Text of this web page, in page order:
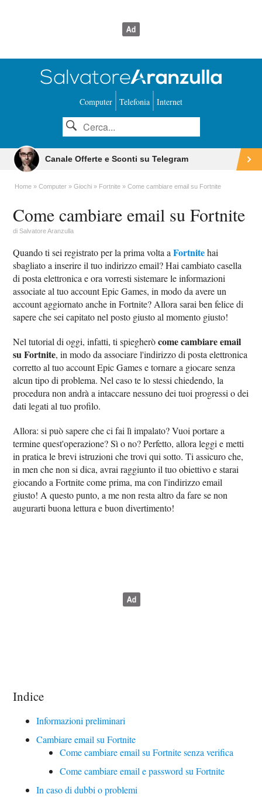
Computer Telefonia Internet
Canale Offerte e Sconti su Telegram
Home Computer Giochi Fortnite Come cambiare email su Fortnite
Come cambiare email su Fortnite
diSalvatore Aranzulla
Quando ti sei registrato per la prima volta aFortnitehai
sbagliato a inserire il tuo indirizzo email? Hai cambiato casella
di posta elettronica e ora vorresti sistemare le informazioni
associate al tuo account Epic Games, in modo da avere un
account aggiornato anche in Fortnite? Allora sarai ben felice di
sapere che sei capitato nel posto giusto al momento giusto!
Nel tutorial di oggi, infatti, ti spiegheròcome cambiare email
su Fortnite, in modo da associare l'indirizzo di posta elettronica
corretto al tuo account Epic Games e tornare a giocare senza
alcun tipo di problema. Nel caso te lo stessi chiedendo, la
procedura non andrà a intaccare nessuno dei tuoi progressi o dei
dati legati al tuo profilo.
Allora: si può sapere che ci fai lì impalato? Vuoi portare a
termine quest'operazione? Sì o no? Perfetto, allora leggi e metti
in pratica le brevi istruzioni che trovi qui sotto. Ti assicuro che,
in men che non si dica, avrai raggiunto il tuo obiettivo e starai
giocando a Fortnite come prima, ma con l'indirizzo email
giusto! A questo punto, a me non resta altro da fare se non
augurarti buona lettura e buon divertimento!
Indice
Informazioni preliminari
Cambiare email su Fortnite
Come cambiare email su Fortnite senza verifica
Come cambiare email e password su Fortnite
In caso di dubbi o problemi